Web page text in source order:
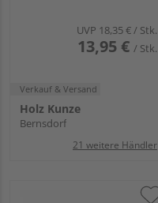
UVP 18,35 €/ Stk.
13,95 € / Stk.
Verkauf & Versand
Holz Kunze
Bernsdorf
21 weitere Händler